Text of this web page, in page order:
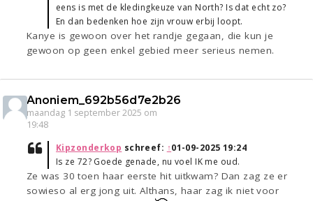
eens is met de kledingkeuze van North? Is dat echt zo?
En dan bedenken hoe zijn vrouw erbij loopt.
Kanye is gewoon over het randje gegaan, die kun je
gewoon op geen enkel gebied meer serieus nemen.
Anoniem_692b56d7e2b26
maandag 1 september 2025 om
19:48
Kipzonderkop schreef: ↑01-09-2025 19:24
Is ze 72? Goede genade, nu voel IK me oud.
Ze was 30 toen haar eerste hit uitkwam? Dan zag ze er
sowieso al erg jong uit. Althans, haar zag ik niet voor